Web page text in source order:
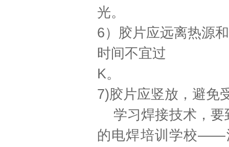
光。
6）胶片应远离热源
时间不宜过
K。
7)胶片应竖放，避免
学习焊接技术，
的电焊培训学校——